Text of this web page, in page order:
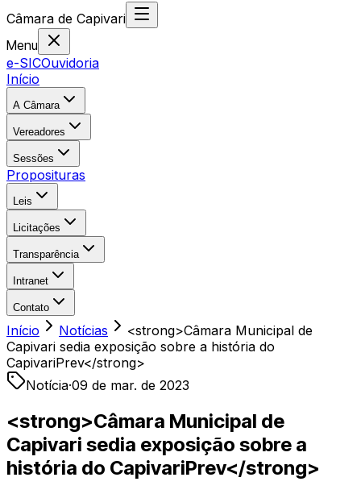
Câmara de Capivari
Menu
e-SICOuvidoria
Início
A Câmara
Vereadores
Sessões
Proposituras
Leis
Licitações
Transparência
Intranet
Contato
Início Notícias
<strong>Câmara Municipal de
Capivari sedia exposição sobre a história do
CapivariPrev</strong>
Notícia·09 de mar. de 2023
<strong>Câmara Municipal de
Capivari sedia exposição sobre a
história do CapivariPrev</strong>